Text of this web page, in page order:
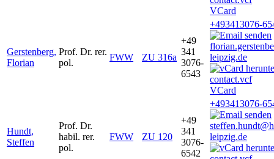
VCard
Gerstenberg,
Florian
Prof. Dr. rer.
pol.
FWW ZU 316a
+49
341
3076-
6543
+493413076-
leipzig.de
VCard
Hundt,
Steffen
Prof. Dr.
habil. rer.
pol.
FWW ZU 120
+49
341
3076-
6542
+493413076-
leipzig.de